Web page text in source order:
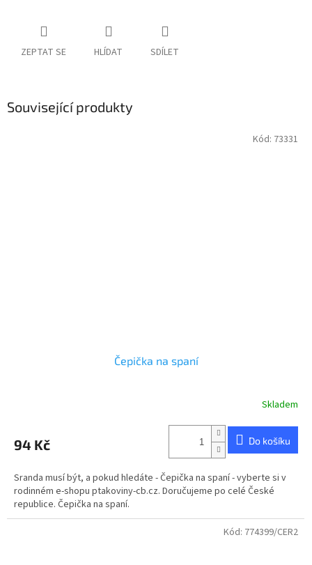
ZEPTAT SE HLÍDAT SDÍLET
Související produkty
Čepička na spaní
je
z
5
hvězdiček.
Skladem
94 Kč Do košíku
Sranda musí být, a pokud hledáte - Čepička na spaní - vyberte si v
rodinném e-shopu ptakoviny-cb.cz. Doručujeme po celé České
republice. Čepička na spaní.
Kód: 73331
Kód: 774399/CER2